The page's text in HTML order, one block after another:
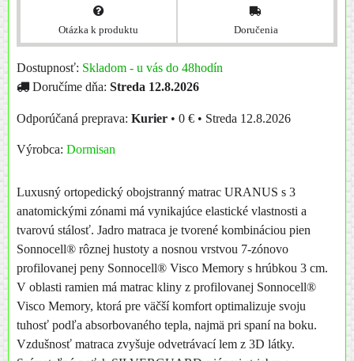
Otázka k produktu Doručenia
Dostupnosť: Skladom - u vás do 48hodín
Doručíme dňa: Streda 12.8.2026
Kurier • 0 € • Streda 12.8.2026
Výrobca: Dormisan
Luxusný ortopedický obojstranný matrac URANUS s 3
anatomickými zónami má vynikajúce elastické vlastnosti a
tvarovú stálosť. Jadro matraca je tvorené kombináciou pien
Sonnocell® rôznej hustoty a nosnou vrstvou 7-zónovo
profilovanej peny Sonnocell® Visco Memory s hrúbkou 3 cm.
V oblasti ramien má matrac kliny z profilovanej Sonnocell®
Visco Memory, ktorá pre väčší komfort optimalizuje svoju
tuhosť podľa absorbovaného tepla, najmä pri spaní na boku.
Vzdušnosť matraca zvyšuje odvetrávací lem z 3D látky.